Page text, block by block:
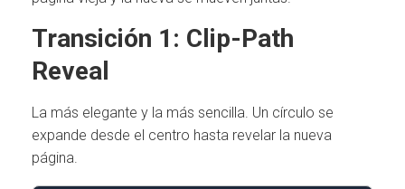
Transición 1: Clip-Path
Reveal
La más elegante y la más sencilla. Un círculo se
expande desde el centro hasta revelar la nueva
página.